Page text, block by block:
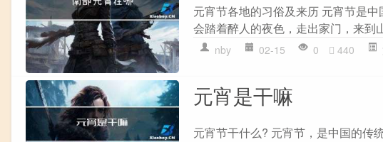
元宵节各地的习俗及来历 元宵节是
会踏着醉人的夜色，走出家门，来到
nby 02-15 0 440
元宵是干嘛
元宵节干什么? 元宵节，是中国的传